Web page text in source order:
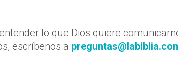
lo que Dios quiere
escríbenos a